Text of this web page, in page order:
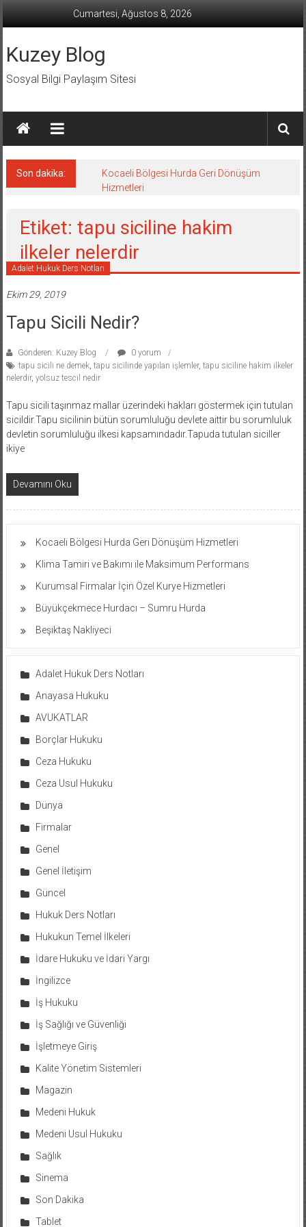
Cumartesi, Ağustos 8, 2026
Kuzey Blog
Sosyal Bilgi Paylaşım Sitesi
Son dakika:
Kocaeli Bölgesi Hurda Geri Dönüşüm
Hizmetleri
Etiket: tapu siciline hakim
ilkeler nelerdir
Adalet Hukuk Ders Notları
Ekim 29, 2019
Tapu Sicili Nedir?
Gönderen: Kuzey Blog
0 yorum
tapu sicili ne demek, tapu sicilinde yapılan işlemler, tapu siciline hakim ilkeler
nelerdir, yolsuz tescil nedir
Tapu sicili taşınmaz mallar üzerindeki hakları göstermek için tutulan
sicildir.Tapu sicilinin bütün sorumluluğu devlete aittir bu sorumluluk
devletin sorumluluğu ilkesi kapsamındadır.Tapuda tutulan siciller
ikiye
Devamını Oku
Kocaeli Bölgesi Hurda Geri Dönüşüm Hizmetleri
Klima Tamiri ve Bakımı ile Maksimum Performans
Kurumsal Firmalar İçin Özel Kurye Hizmetleri
Büyükçekmece Hurdacı – Sumru Hurda
Beşiktaş Nakliyeci
Adalet Hukuk Ders Notları
Anayasa Hukuku
AVUKATLAR
Borçlar Hukuku
Ceza Hukuku
Ceza Usul Hukuku
Dünya
Firmalar
Genel
Genel İletişim
Güncel
Hukuk Ders Notları
Hukukun Temel İlkeleri
İdare Hukuku ve İdari Yargı
İngilizce
İş Hukuku
İş Sağlığı ve Güvenliği
İşletmeye Giriş
Kalite Yönetim Sistemleri
Magazin
Medeni Hukuk
Medeni Usul Hukuku
Sağlık
Sinema
Son Dakika
Tablet